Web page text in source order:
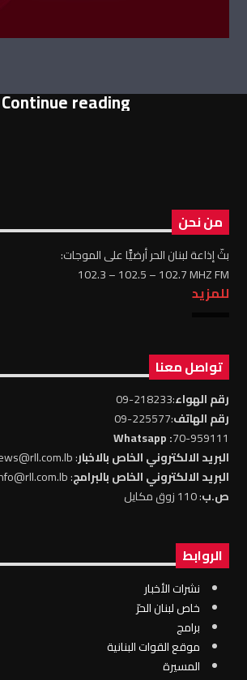
Continue reading
من نحن
بثّ إذاعة لبنان الحر أرضيًّا على الموجات:
102.3 – 102.5 – 102.7 MHZ FM
للمزيد
تواصل معنا
رقم الهواء:218233-09
رقم الهاتف:225577-09
70-959111
: Whatsapp
البريد الالكتروني الخاص بالاخبار: news@rll.com.lb
البريد الالكتروني الخاص بالبرامج: info@rll.com.lb
ص.ب: 110 زوق مكايل
الروابط
نشرات الأخبار
خاص لبنان الحرّ
برامج
موقع القوات البنانية
المسيرة